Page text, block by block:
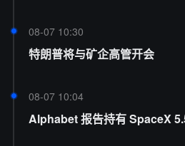
08-07 10:30
特朗普将与矿企高管开会
08-07 10:04
Alphabet 报告持有 SpaceX